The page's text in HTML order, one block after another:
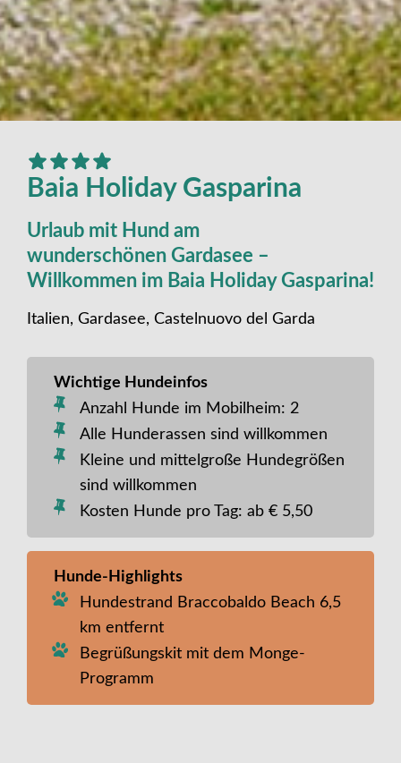
Baia Holiday Gasparina
Urlaub mit Hund am
wunderschönen Gardasee –
Willkommen im Baia Holiday Gasparina!
Italien, Gardasee, Castelnuovo del Garda
Wichtige Hundeinfos
Anzahl Hunde im Mobilheim: 2
Alle Hunderassen sind willkommen
Kleine und mittelgroße Hundegrößen
sind willkommen
Kosten Hunde pro Tag: ab € 5,50
Hunde-Highlights
Hundestrand Braccobaldo Beach 6,5
km entfernt
Begrüßungskit mit dem Monge-
Programm